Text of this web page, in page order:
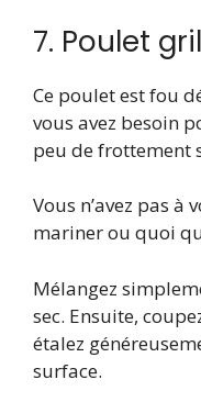
7. Poulet
Ce poulet est fou
vous avez besoin
peu de frottement
Vous n’avez pas à
mariner ou quoi
Mélangez
sec. Ensuite,
étalez
surface.